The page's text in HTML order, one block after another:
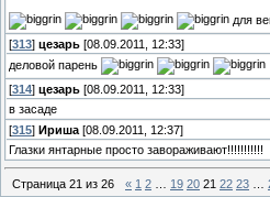
для
[313] цезарь [08.09.2011, 12:33]
деловой парень
[314] цезарь [08.09.2011, 12:33]
в засаде
[315] Ириша [08.09.2011, 12:37]
Глазки янтарные просто завораживают!!!!!!!!!!!
Страница 21 из 26 « 1 2 19 20 21 22 23